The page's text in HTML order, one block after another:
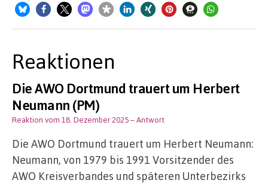
Reaktionen
Die AWO Dortmund trauert um Herbert
Neumann (PM)
Reaktion vom 18. Dezember 2025– Antwort
Die AWO Dortmund trauert um Herbert Neumann:
Neumann, von 1979 bis 1991 Vorsitzender des
AWO Kreisverbandes und späteren Unterbezirks